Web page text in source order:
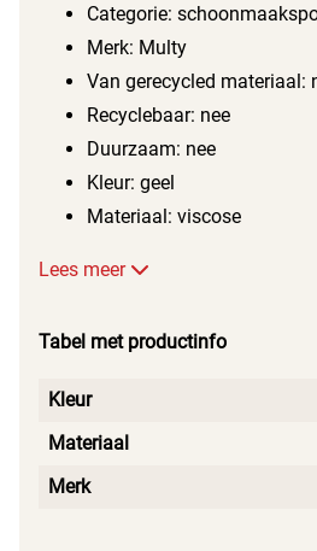
Categorie:
Merk: Multy
Van gerecycled materiaal:
Recyclebaar: nee
Duurzaam: nee
Kleur: geel
Materiaal: viscose
Lees meer
Tabel met productinfo
Kleur
Materiaal
Merk